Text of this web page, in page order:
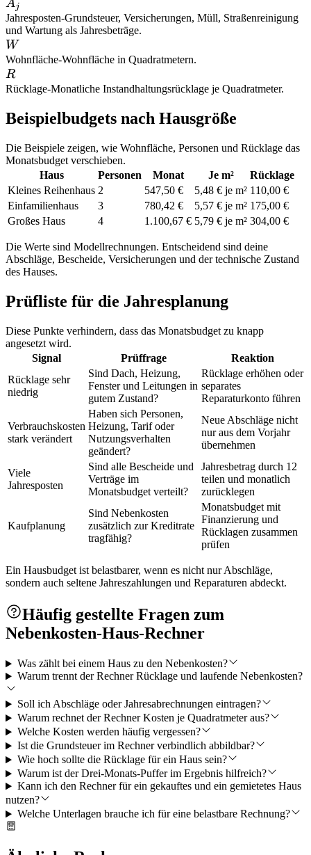
Aj
Jahresposten-Grundsteuer, Versicherungen, Müll, Straßenreinigung
und Wartung als Jahresbeträge.
W
W
Wohnfläche-Wohnfläche in Quadratmetern.
R
R
Rücklage-Monatliche Instandhaltungsrücklage je Quadratmeter.
Beispielbudgets nach Hausgröße
Die Beispiele zeigen, wie Wohnfläche, Personen und Rücklage das
Monatsbudget verschieben.
Haus
Personen Monat Je m²
Rücklage
Kleines Reihenhaus 2 547,50 € 5,48 € je m² 110,00 €
Einfamilienhaus
3 780,42 € 5,57 € je m² 175,00 €
Großes Haus
4 1.100,67 € 5,79 € je m² 304,00 €
Die Werte sind Modellrechnungen. Entscheidend sind deine
Abschläge, Bescheide, Versicherungen und der technische Zustand
des Hauses.
Prüfliste für die Jahresplanung
Diese Punkte verhindern, dass das Monatsbudget zu knapp
angesetzt wird.
Signal
Prüffrage
Reaktion
Rücklage sehr
niedrig
Sind Dach, Heizung,
Fenster und Leitungen in
gutem Zustand?
Rücklage erhöhen oder
separates
Reparaturkonto führen
Verbrauchskosten
stark verändert
Haben sich Personen,
Heizung, Tarif oder
Nutzungsverhalten
geändert?
Neue Abschläge nicht
nur aus dem Vorjahr
übernehmen
Viele
Jahresposten
Sind alle Bescheide und
Verträge im
Monatsbudget verteilt?
Jahresbetrag durch 12
teilen und monatlich
zurücklegen
Kaufplanung
Sind Nebenkosten
zusätzlich zur Kreditrate
tragfähig?
Monatsbudget mit
Finanzierung und
Rücklagen zusammen
prüfen
Ein Hausbudget ist belastbarer, wenn es nicht nur Abschläge,
sondern auch seltene Jahreszahlungen und Reparaturen abdeckt.
Häufig gestellte Fragen zum
Nebenkosten-Haus-Rechner
Was zählt bei einem Haus zu den Nebenkosten?
Warum trennt der Rechner Rücklage und laufende Nebenkosten?
Soll ich Abschläge oder Jahresabrechnungen eintragen?
Warum rechnet der Rechner Kosten je Quadratmeter aus?
Welche Kosten werden häufig vergessen?
Ist die Grundsteuer im Rechner verbindlich abbildbar?
Wie hoch sollte die Rücklage für ein Haus sein?
Warum ist der Drei-Monats-Puffer im Ergebnis hilfreich?
Kann ich den Rechner für ein gekauftes und ein gemietetes Haus
nutzen?
Welche Unterlagen brauche ich für eine belastbare Rechnung?